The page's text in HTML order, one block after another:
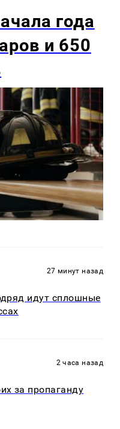
года
и 650
27 минут назад
идут сплошные
2 часа назад
за пропаганду